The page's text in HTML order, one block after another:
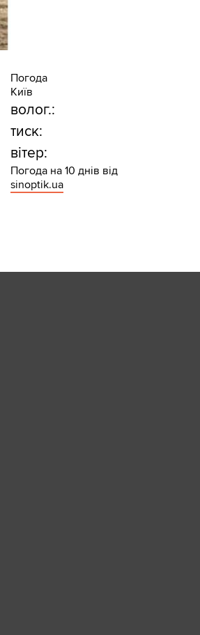
Погода
Київ
волог.:
тиск:
вітер:
Погода на 10 днів від
sinoptik.ua